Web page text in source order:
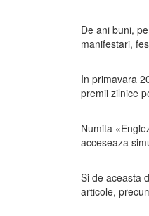
De ani buni,
manifestari,
In primavara
premii zilnice
Numita
acceseaza
Si de aceasta
articole,